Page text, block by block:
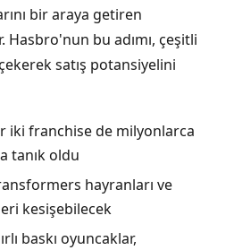
bir araya getiren
Hasbro'nun bu adımı, çeşitli
satış potansiyelini
iki franchise de milyonlarca
tanık oldu
hayranları ve
kesişebilecek
baskı oyuncaklar,